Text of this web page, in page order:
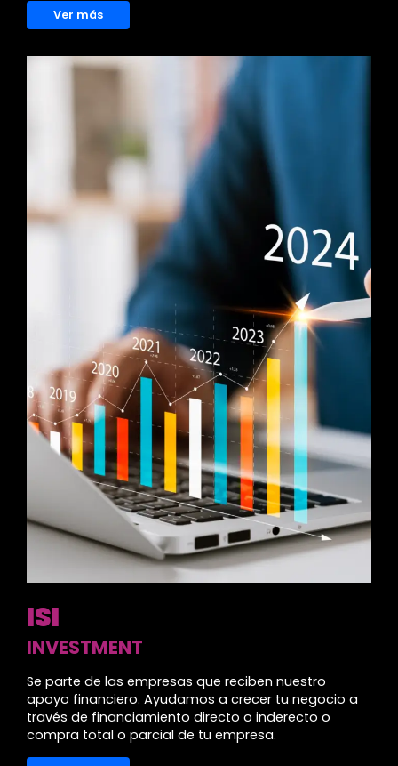
Ver más
ISI
INVESTMENT
Se parte de las empresas que reciben nuestro
apoyo financiero. Ayudamos a crecer tu negocio a
través de financiamiento directo o inderecto o
compra total o parcial de tu empresa.